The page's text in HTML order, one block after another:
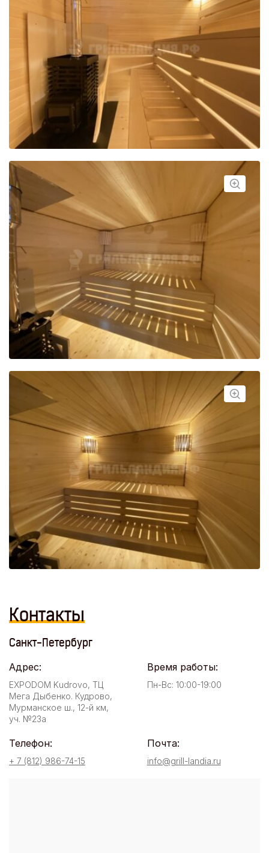
Контакты
Санкт-Петербург
Адрес:
EXPODOM Kudrovo, ТЦ
Мега Дыбенко. Кудрово,
Мурманское ш., 12-й км,
уч. №23а
Время работы:
Пн-Вс: 10:00-19:00
Телефон:
+ 7 (812) 986-74-15
Почта:
info@grill-landia.ru